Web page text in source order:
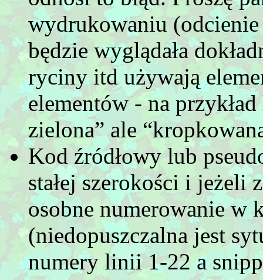
wydrukowaniu
będzie wyglądała
ryciny itd używają
elementów - na
zielona” ale
Kod źródłowy lub
stałej szerokości i jeżeli
osobne numerowanie w
(niedopuszczalna jest
numery linii 1-22 a